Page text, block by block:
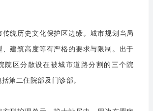
传统历史文化保护区边缘。城市规划当局
、建筑高度等有严格的要求与限制。出于
院区分散设在被城市道路分割的三个院
第二住院部及门诊部。